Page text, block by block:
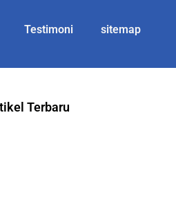
Testimoni sitemap
Terbaru